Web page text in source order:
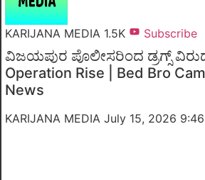
KARIJANA MEDIA 1.5K Subscribe
ವಿಜಯಪುರ ಪೊಲೀಸರಿಂದ ಡ್ರಗ್ಸ್
Operation Rise | Bed Bro
News
KARIJANA MEDIA July 15, 2026